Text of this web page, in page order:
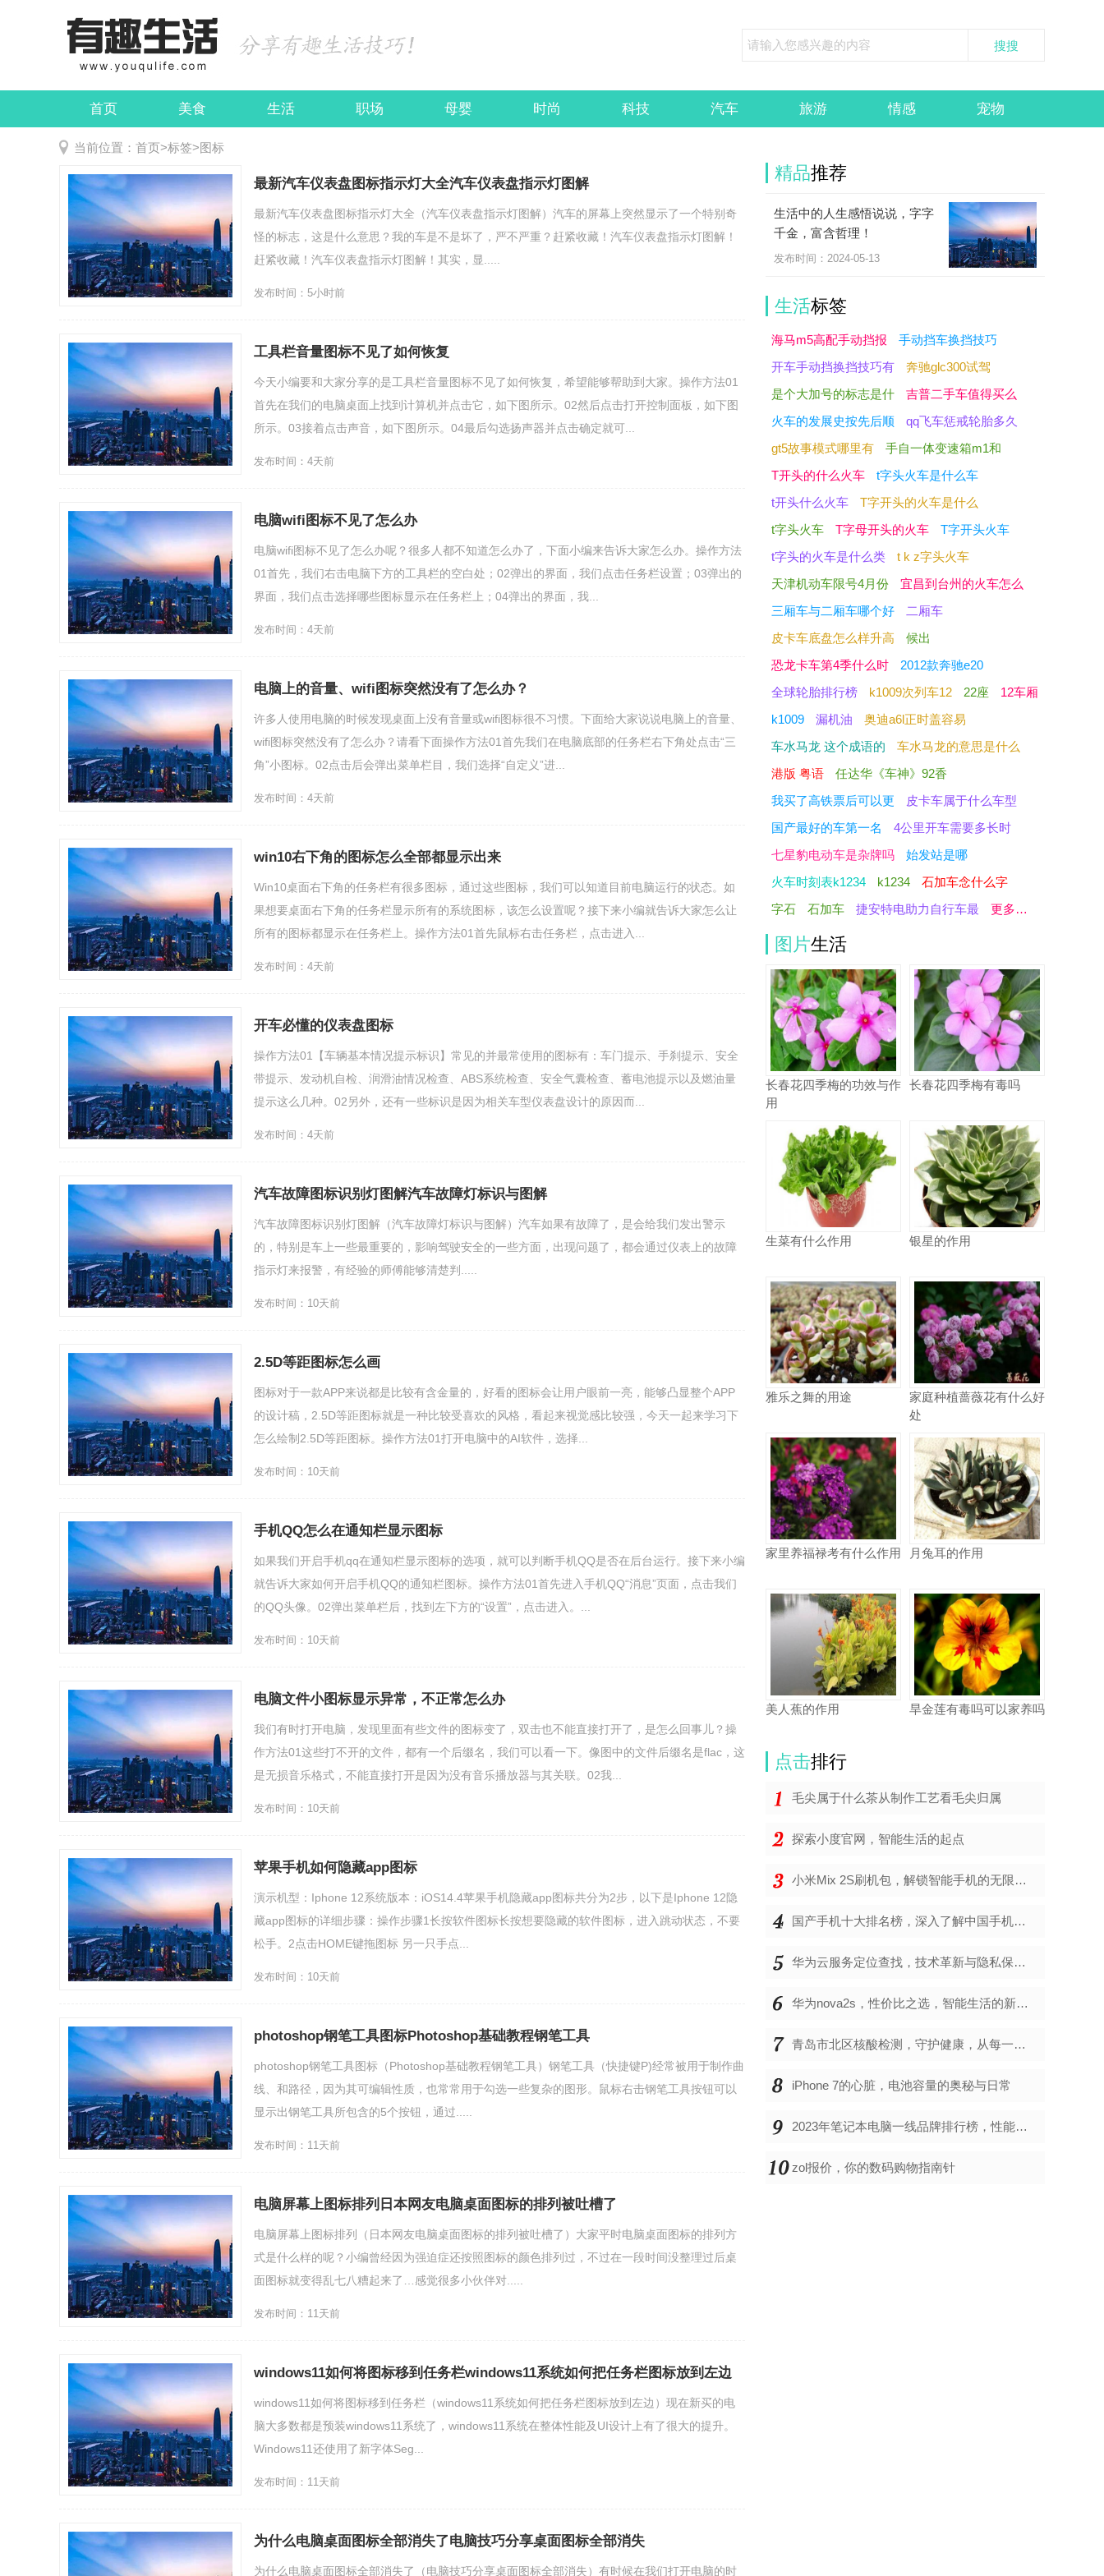
首页 美食 生活 职场 母婴 时尚 科技 汽车 旅游 情感 宠物
娱乐 民俗
当前位置： 首页>标签>图标
最新汽车仪表盘图标指示灯大全汽车仪表盘指示灯图解
最新汽车仪表盘图标指示灯大全（汽车仪表盘指示灯图解）汽车的屏幕上突然显示了一个特别奇
怪的标志，这是什么意思？我的车是不是坏了，严不严重？赶紧收藏！汽车仪表盘指示灯图解！
赶紧收藏！汽车仪表盘指示灯图解！其实，显.....
发布时间：5小时前
工具栏音量图标不见了如何恢复
今天小编要和大家分享的是工具栏音量图标不见了如何恢复，希望能够帮助到大家。操作方法01
首先在我们的电脑桌面上找到计算机并点击它，如下图所示。02然后点击打开控制面板，如下图
所示。03接着点击声音，如下图所示。04最后勾选扬声器并点击确定就可...
发布时间：4天前
电脑wifi图标不见了怎么办
电脑wifi图标不见了怎么办呢？很多人都不知道怎么办了，下面小编来告诉大家怎么办。操作方法
01首先，我们右击电脑下方的工具栏的空白处；02弹出的界面，我们点击任务栏设置；03弹出的
界面，我们点击选择哪些图标显示在任务栏上；04弹出的界面，我...
发布时间：4天前
电脑上的音量、wifi图标突然没有了怎么办？
许多人使用电脑的时候发现桌面上没有音量或wifi图标很不习惯。下面给大家说说电脑上的音量、
wifi图标突然没有了怎么办？请看下面操作方法01首先我们在电脑底部的任务栏右下角处点击“三
角”小图标。02点击后会弹出菜单栏目，我们选择“自定义”进...
发布时间：4天前
win10右下角的图标怎么全部都显示出来
Win10桌面右下角的任务栏有很多图标，通过这些图标，我们可以知道目前电脑运行的状态。如
果想要桌面右下角的任务栏显示所有的系统图标，该怎么设置呢？接下来小编就告诉大家怎么让
所有的图标都显示在任务栏上。操作方法01首先鼠标右击任务栏，点击进入...
发布时间：4天前
开车必懂的仪表盘图标
操作方法01【车辆基本情况提示标识】常见的并最常使用的图标有：车门提示、手刹提示、安全
带提示、发动机自检、润滑油情况检查、ABS系统检查、安全气囊检查、蓄电池提示以及燃油量
提示这么几种。02另外，还有一些标识是因为相关车型仪表盘设计的原因而...
发布时间：4天前
汽车故障图标识别灯图解汽车故障灯标识与图解
汽车故障图标识别灯图解（汽车故障灯标识与图解）汽车如果有故障了，是会给我们发出警示
的，特别是车上一些最重要的，影响驾驶安全的一些方面，出现问题了，都会通过仪表上的故障
指示灯来报警，有经验的师傅能够清楚判.....
发布时间：10天前
2.5D等距图标怎么画
图标对于一款APP来说都是比较有含金量的，好看的图标会让用户眼前一亮，能够凸显整个APP
的设计稿，2.5D等距图标就是一种比较受喜欢的风格，看起来视觉感比较强，今天一起来学习下
怎么绘制2.5D等距图标。操作方法01打开电脑中的AI软件，选择...
发布时间：10天前
手机QQ怎么在通知栏显示图标
如果我们开启手机qq在通知栏显示图标的选项，就可以判断手机QQ是否在后台运行。接下来小编
就告诉大家如何开启手机QQ的通知栏图标。操作方法01首先进入手机QQ“消息”页面，点击我们
的QQ头像。02弹出菜单栏后，找到左下方的“设置”，点击进入。...
发布时间：10天前
电脑文件小图标显示异常，不正常怎么办
我们有时打开电脑，发现里面有些文件的图标变了，双击也不能直接打开了，是怎么回事儿？操
作方法01这些打不开的文件，都有一个后缀名，我们可以看一下。像图中的文件后缀名是flac，这
是无损音乐格式，不能直接打开是因为没有音乐播放器与其关联。02我...
发布时间：10天前
苹果手机如何隐藏app图标
演示机型：Iphone 12系统版本：iOS14.4苹果手机隐藏app图标共分为2步，以下是Iphone 12隐
藏app图标的详细步骤：操作步骤1长按软件图标长按想要隐藏的软件图标，进入跳动状态，不要
松手。2点击HOME键拖图标 另一只手点...
发布时间：10天前
photoshop钢笔工具图标Photoshop基础教程钢笔工具
photoshop钢笔工具图标（Photoshop基础教程钢笔工具）钢笔工具（快捷键P)经常被用于制作曲
线、和路径，因为其可编辑性质，也常常用于勾选一些复杂的图形。鼠标右击钢笔工具按钮可以
显示出钢笔工具所包含的5个按钮，通过.....
发布时间：11天前
电脑屏幕上图标排列日本网友电脑桌面图标的排列被吐槽了
电脑屏幕上图标排列（日本网友电脑桌面图标的排列被吐槽了）大家平时电脑桌面图标的排列方
式是什么样的呢？小编曾经因为强迫症还按照图标的颜色排列过，不过在一段时间没整理过后桌
面图标就变得乱七八糟起来了…感觉很多小伙伴对.....
发布时间：11天前
windows11如何将图标移到任务栏windows11系统如何把任务栏图标放到左边
windows11如何将图标移到任务栏（windows11系统如何把任务栏图标放到左边）现在新买的电
脑大多数都是预装windows11系统了，windows11系统在整体性能及UI设计上有了很大的提升。
Windows11还使用了新字体Seg...
发布时间：11天前
为什么电脑桌面图标全部消失了电脑技巧分享桌面图标全部消失
为什么电脑桌面图标全部消失了（电脑技巧分享桌面图标全部消失）有时候在我们打开电脑的时
精品推荐
生活中的人生感悟说说，字字
千金，富含哲理！
发布时间：2024-05-13
生活标签
海马m5高配手动挡报
手动挡车换挡技巧
开车手动挡换挡技巧有
奔驰glc300试驾
是个大加号的标志是什
吉普二手车值得买么
火车的发展史按先后顺
qq飞车惩戒轮胎多久
gt5故事模式哪里有
手自一体变速箱m1和
T开头的什么火车
t字头火车是什么车
t开头什么火车
T字开头的火车是什么
t字头火车
T字母开头的火车
T字开头火车
t字头的火车是什么类
t k z字头火车
天津机动车限号4月份
宜昌到台州的火车怎么
三厢车与二厢车哪个好
二厢车
皮卡车底盘怎么样升高
候出
恐龙卡车第4季什么时
2012款奔驰e20
全球轮胎排行榜
k1009次列车12 22座
12车厢
k1009
漏机油
奥迪a6l正时盖容易
车水马龙 这个成语的
车水马龙的意思是什么
港版 粤语
任达华《车神》92香
我买了高铁票后可以更
皮卡车属于什么车型
国产最好的车第一名
4公里开车需要多长时
七星豹电动车是杂牌吗
始发站是哪
火车时刻表k1234
k1234
石加车念什么字
字石
石加车 捷安特电助力自行车最 更多…
图片生活
长春花四季梅的功效与作
用
长春花四季梅有毒吗
生菜有什么作用 银星的作用
雅乐之舞的用途
家庭种植蔷薇花有什么好
处
家里养福禄考有什么作用 月兔耳的作用
美人蕉的作用 旱金莲有毒吗可以家养吗
点击排行
毛尖属于什么茶从制作工艺看毛尖归属
探索小度官网，智能生活的起点
小米Mix 2S刷机包，解锁智能手机的无限可能
国产手机十大排名榜，深入了解中国手机市场的佼佼者
华为云服务定位查找，技术革新与隐私保护的双重奏
华为nova2s，性价比之选，智能生活的新伙伴
青岛市北区核酸检测，守护健康，从每一次检测开始
iPhone 7的心脏，电池容量的奥秘与日常
2023年笔记本电脑一线品牌排行榜，性能、创新与用户满意度的综合考量
zol报价，你的数码购物指南针